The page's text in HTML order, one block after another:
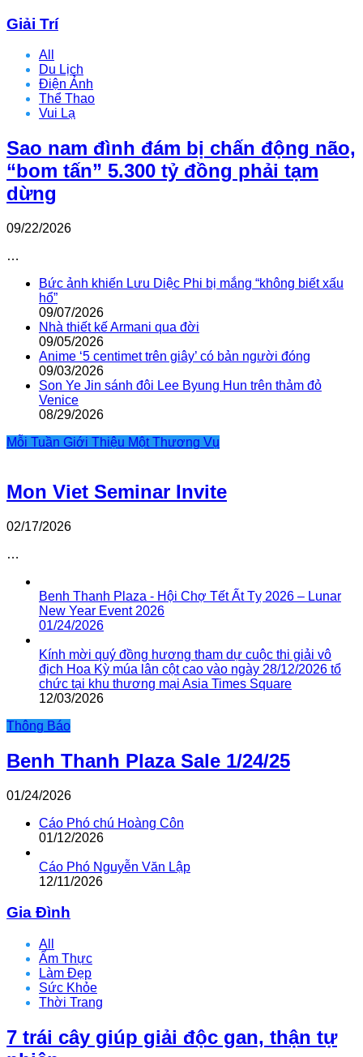
Giải Trí
All
Du Lịch
Điện Ảnh
Thể Thao
Vui Lạ
Sao nam đình đám bị chấn động não,
“bom tấn” 5.300 tỷ đồng phải tạm
dừng
09/22/2026
…
Bức ảnh khiến Lưu Diệc Phi bị mắng “không biết xấu
hổ”
09/07/2026
Nhà thiết kế Armani qua đời
09/05/2026
Anime ‘5 centimet trên giây’ có bản người đóng
09/03/2026
Son Ye Jin sánh đôi Lee Byung Hun trên thảm đỏ
Venice
08/29/2026
Mỗi Tuần Giới Thiệu Một Thương Vụ
Mon Viet Seminar Invite
02/17/2026
…
Benh Thanh Plaza - Hội Chợ Tết Ất Tỵ 2026 – Lunar
New Year Event 2026
01/24/2026
Kính mời quý đồng hương tham dự cuộc thi giải vô
địch Hoa Kỳ múa lân cột cao vào ngày 28/12/2026 tổ
chức tại khu thương mại Asia Times Square
12/03/2026
Thông Báo
Benh Thanh Plaza Sale 1/24/25
01/24/2026
Cáo Phó chú Hoàng Côn
01/12/2026
Cáo Phó Nguyễn Văn Lập
12/11/2026
Gia Đình
All
Ẩm Thực
Làm Đẹp
Sức Khỏe
Thời Trang
7 trái cây giúp giải độc gan, thận tự